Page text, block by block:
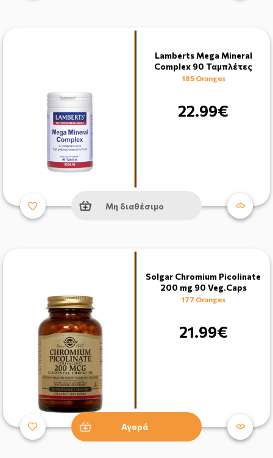
Lamberts Mega Mineral
Complex 90 Ταμπλέτες
185 Oranges
22.99€
Μη διαθέσιμο
Solgar Chromium Picolinate
200 mg 90 Veg.Caps
177 Oranges
21.99€
Αγορά